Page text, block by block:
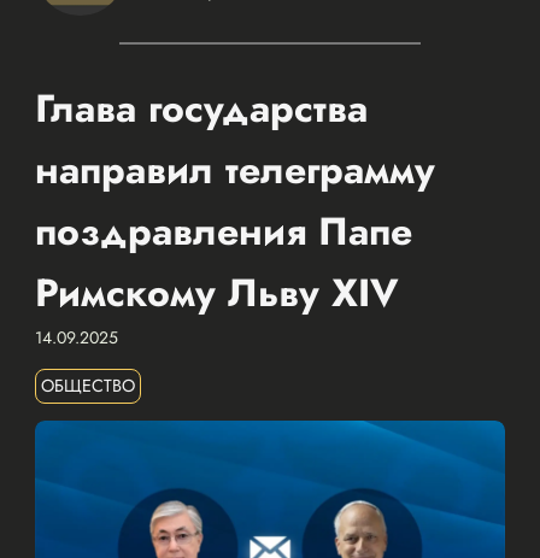
Глава государства
направил телеграмму
поздравления Папе
Римскому Льву XIV
14.09.2025
ОБЩЕСТВО